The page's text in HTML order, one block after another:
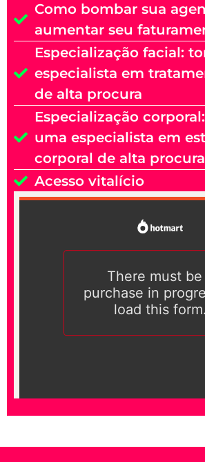
Como bombar sua
aumentar seu
Especialização facial:
especialista em
de alta procura
Especialização
uma especialista em
corporal de alta procura
Acesso vitalício